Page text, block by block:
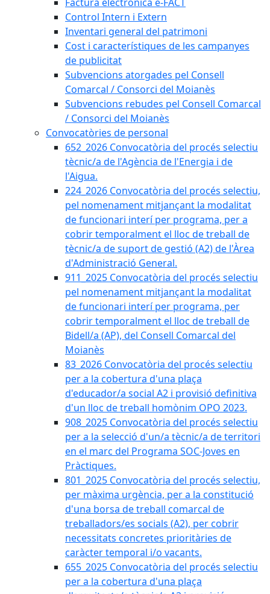
Control Intern i Extern
Inventari general del patrimoni
Cost i característiques de les campanyes
de publicitat
Subvencions atorgades pel Consell
Comarcal / Consorci del Moianès
Subvencions rebudes pel Consell Comarcal
/ Consorci del Moianès
Convocatòries de personal
652_2026 Convocatòria del procés selectiu
tècnic/a de l'Agència de l'Energia i de
l'Aigua.
224_2026 Convocatòria del procés selectiu,
pel nomenament mitjançant la modalitat
de funcionari interí per programa, per a
cobrir temporalment el lloc de treball de
tècnic/a de suport de gestió (A2) de l'Àrea
d'Administració General.
911_2025 Convocatòria del procés selectiu
pel nomenament mitjançant la modalitat
de funcionari interí per programa, per
cobrir temporalment el lloc de treball de
Bidell/a (AP), del Consell Comarcal del
Moianès
83_2026 Convocatòria del procés selectiu
per a la cobertura d'una plaça
d'educador/a social A2 i provisió definitiva
d'un lloc de treball homònim OPO 2023.
908_2025 Convocatòria del procés selectiu
per a la selecció d'un/a tècnic/a de territori
en el marc del Programa SOC-Joves en
Pràctiques.
801_2025 Convocatòria del procés selectiu,
per màxima urgència, per a la constitució
d'una borsa de treball comarcal de
treballadors/es socials (A2), per cobrir
necessitats concretes prioritàries de
caràcter temporal i/o vacants.
655_2025 Convocatòria del procés selectiu
per a la cobertura d'una plaça